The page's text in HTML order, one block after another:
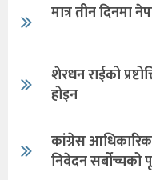
मात्र तीन दिनमा
शेरधन राईको
होइन
कांग्रेस
निवेदन सर्बोच्चको